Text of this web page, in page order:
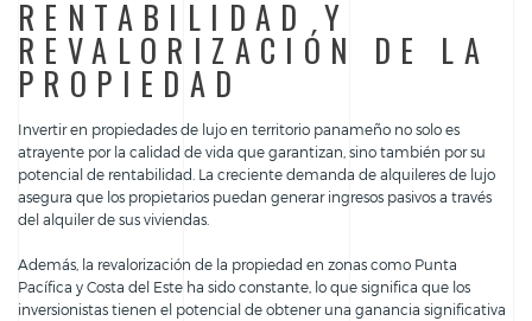
RENTABILIDAD Y
REVALORIZACIÓN DE LA
PROPIEDAD
Invertir en propiedades de lujo en territorio panameño no solo es
atrayente por la calidad de vida que garantizan, sino también por su
potencial de rentabilidad. La creciente demanda de alquileres de lujo
asegura que los propietarios puedan generar ingresos pasivos a través
del alquiler de sus viviendas.
Además, la revalorización de la propiedad en zonas como Punta
Pacífica y Costa del Este ha sido constante, lo que significa que los
inversionistas tienen el potencial de obtener una ganancia significativa